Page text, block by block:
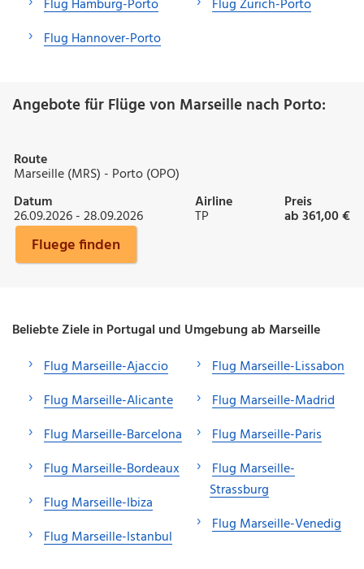
Flug Hamburg-Porto
Flug Hannover-Porto
Flug Zürich-Porto
Angebote für Flüge von Marseille nach Porto:
Route
Marseille (MRS) - Porto (OPO)
Datum
26.09.2026 - 28.09.2026
Airline
TP
Preis
ab 361,00 €
Fluege finden
Beliebte Ziele in Portugal und Umgebung ab Marseille
Flug Marseille-Ajaccio
Flug Marseille-Alicante
Flug Marseille-Barcelona
Flug Marseille-Bordeaux
Flug Marseille-Ibiza
Flug Marseille-Istanbul
Flug Marseille-Lissabon
Flug Marseille-Madrid
Flug Marseille-Paris
Flug Marseille-
Strassburg
Flug Marseille-Venedig